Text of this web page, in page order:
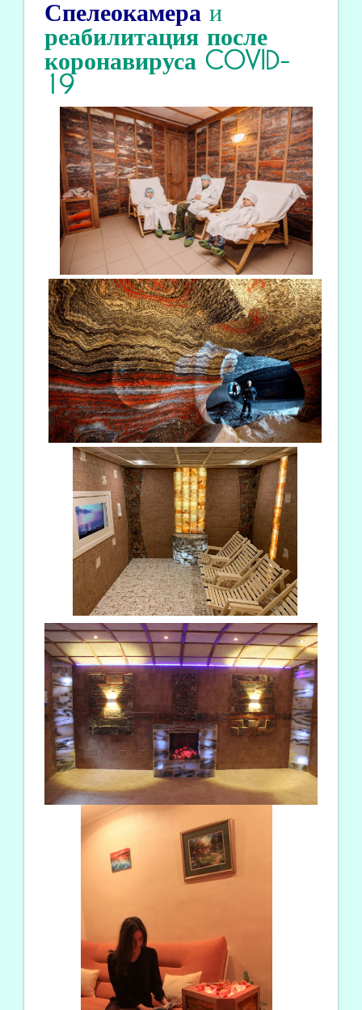
Спелеокамера и
реабилитацияпосле
коронавируса COVID-
19